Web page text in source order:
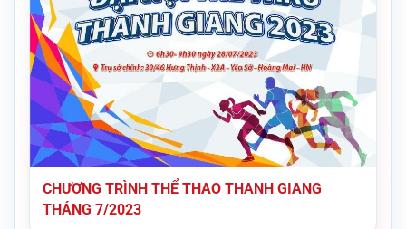
CHƯƠNG TRÌNH THỂ THAO THANH GIANG
THÁNG 7/2023